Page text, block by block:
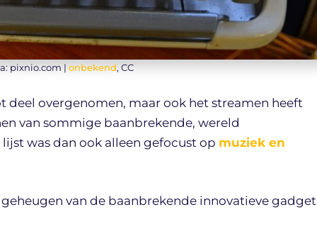
pixnio.com |onbekend, CC
deel overgenomen, maar ook het streamen heeft
van sommige baanbrekende, wereld
was dan ook alleen gefocust op muziek en
van de baanbrekende innovatieve